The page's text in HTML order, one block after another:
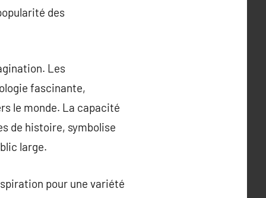
des
Les
fascinante,
le monde. La capacité
de histoire, symbolise
large.
pour une variété